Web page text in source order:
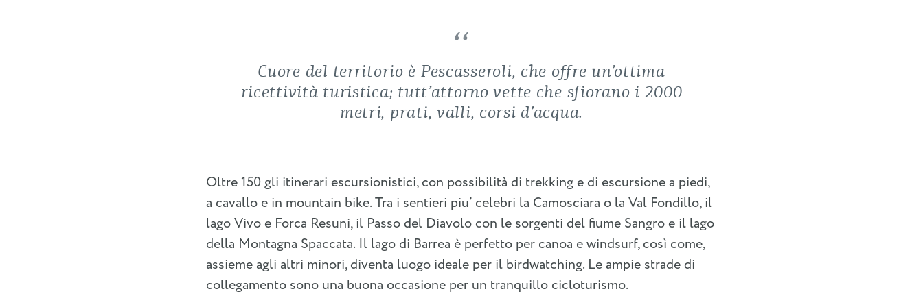
Cuore del territorio è Pescasseroli, che offre un’ottima
ricettività turistica; tutt’attorno vette che sfiorano i 2000
metri, prati, valli, corsi d’acqua.
Oltre 150 gli itinerari escursionistici, con possibilità di trekking e di escursione a piedi,
a cavallo e in mountain bike. Tra i sentieri piu’ celebri la Camosciara o la Val Fondillo, il
lago Vivo e Forca Resuni, il Passo del Diavolo con le sorgenti del fiume Sangro e il lago
della Montagna Spaccata. Il lago di Barrea è perfetto per canoa e windsurf, così come,
assieme agli altri minori, diventa luogo ideale per il birdwatching. Le ampie strade di
collegamento sono una buona occasione per un tranquillo cicloturismo.